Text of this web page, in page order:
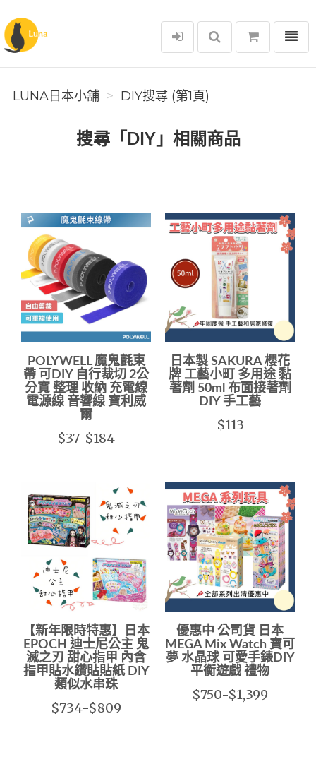
Luna日本小舖
選單
LUNA日本小舖 DIY搜尋 (第1頁)
搜尋「DIY」相關商品
POLYWELL 魔鬼氈束
帶 可DIY 自行裁切 2公
分寬 整理 收納 充電線
電源線 音響線 寶利威
爾
$37-$184
日本製 SAKURA 櫻花
牌 工藝小町 多用途 黏
著劑 50ml 布面接著劑
DIY 手工藝
$113
【新年限時特惠】日本
EPOCH 迪士尼公主 鬼
滅之刃 甜心指甲 內含
指甲貼水鑽貼貼紙 DIY
類似水串珠
$734-$809
優惠中 公司貨 日本
MEGA Mix Watch 寶可
夢 水晶球 可愛手錶DIY
平衡遊戲 禮物
$750-$1,399